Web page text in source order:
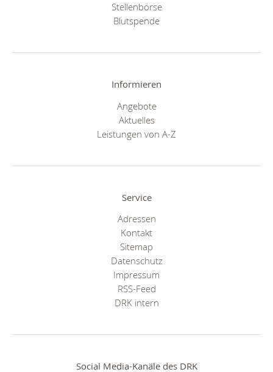
Stellenbörse
Blutspende
Informieren
Angebote
Aktuelles
Leistungen von A-Z
Service
Adressen
Kontakt
Sitemap
Datenschutz
Impressum
RSS-Feed
DRK intern
Social Media-Kanäle des DRK